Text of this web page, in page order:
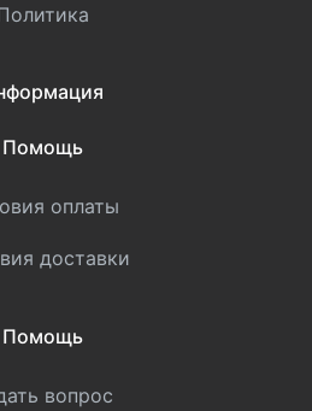
Помощь
оплаты
доставки
Помощь
вопрос